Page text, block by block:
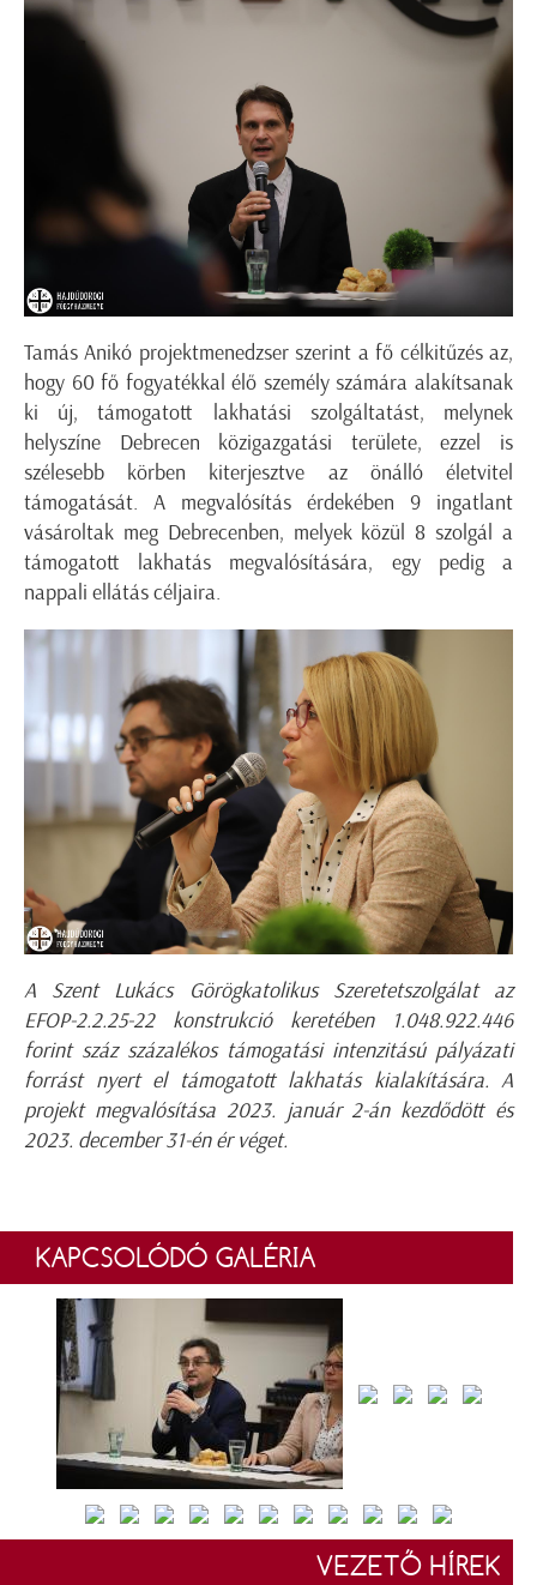
Tamás Anikó projektmenedzser szerint a fő célkitűzés az,
hogy 60 fő fogyatékkal élő személy számára alakítsanak
ki új, támogatott lakhatási szolgáltatást, melynek
helyszíne Debrecen közigazgatási területe, ezzel is
szélesebb körben kiterjesztve az önálló életvitel
támogatását. A megvalósítás érdekében 9 ingatlant
vásároltak meg Debrecenben, melyek közül 8 szolgál a
támogatott lakhatás megvalósítására, egy pedig a
nappali ellátás céljaira.
A Szent Lukács Görögkatolikus Szeretetszolgálat az
EFOP-2.2.25-22 konstrukció keretében 1.048.922.446
forint száz százalékos támogatási intenzitású pályázati
forrást nyert el támogatott lakhatás kialakítására. A
projekt megvalósítása 2023. január 2-án kezdődött és
2023. december 31-én ér véget.
KAPCSOLÓDÓ GALÉRIA
VEZETŐ HÍREK